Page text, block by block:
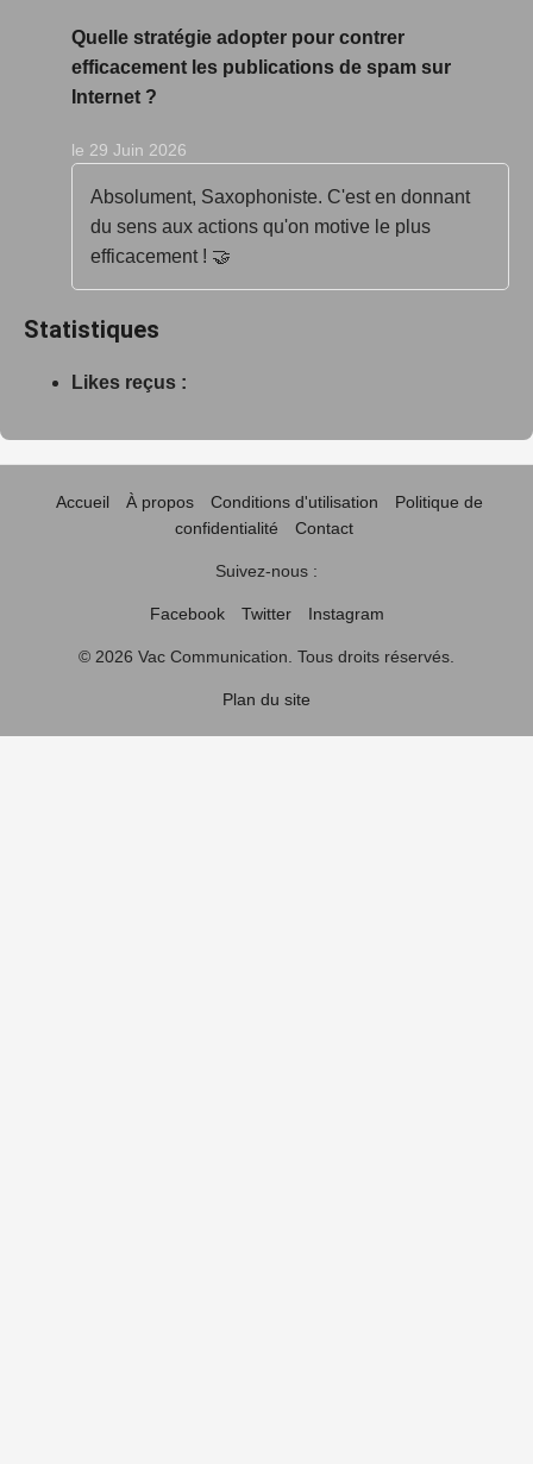
Quelle stratégie adopter pour contrer
efficacement les publications de spam sur
Internet ?
le 29 Juin 2026
Absolument, Saxophoniste. C'est en donnant
du sens aux actions qu'on motive le plus
efficacement ! 🤝
Statistiques
Likes reçus :
Accueil À propos Conditions d'utilisation
Politique de
confidentialité
Contact
Suivez-nous :
Facebook Twitter Instagram
© 2026 Vac Communication. Tous droits réservés.
Plan du site